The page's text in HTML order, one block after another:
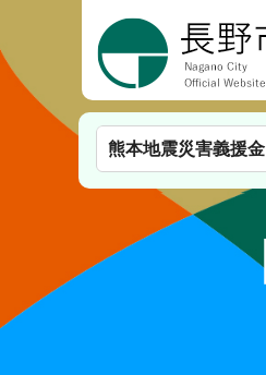
熊本地震災害義援金